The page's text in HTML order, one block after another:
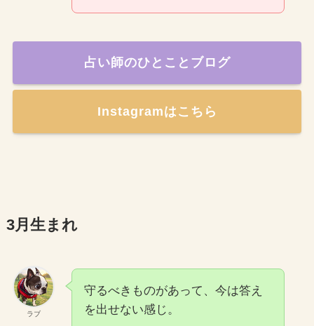
占い師のひとことブログ
Instagramはこちら
3月生まれ
ラブ
守るべきものがあって、今は答え
を出せない感じ。